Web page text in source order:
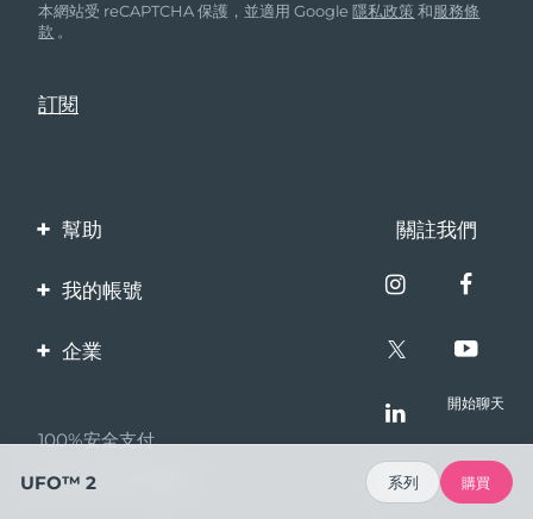
本網站受 reCAPTCHA 保護，並適用 Google隱私政策 和服務條
款 。
幫助
聯繫我們
保修與退換貨
關註我們
我的帳號
產品註冊
企業
夥伴計畫
聯盟新聞
100%安全支付
Bazaarvoice口碑
開始聊天
UFO™ 2 系列 購買